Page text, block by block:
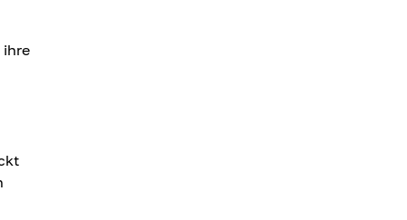
ihre